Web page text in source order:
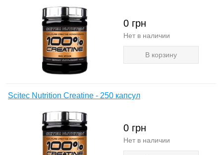
0 грн
Нет в наличии
В корзину
Scitec Nutrition Creatine - 250 капсул
0 грн
Нет в наличии